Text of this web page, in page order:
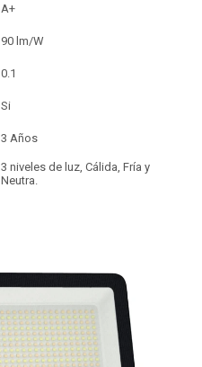
A+
90 lm/W
0.1
Si
3 Años
3 niveles de luz, Cálida, Fría y
Neutra.